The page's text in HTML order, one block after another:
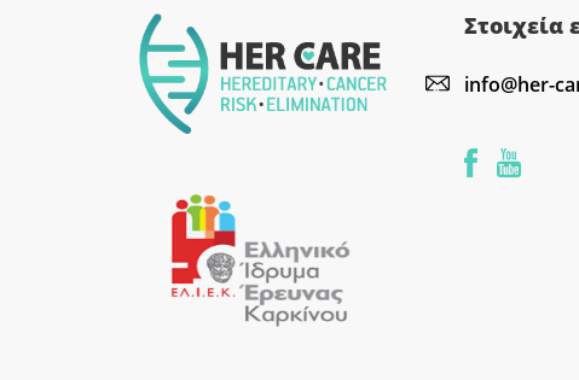
Στοιχεία
info@her-